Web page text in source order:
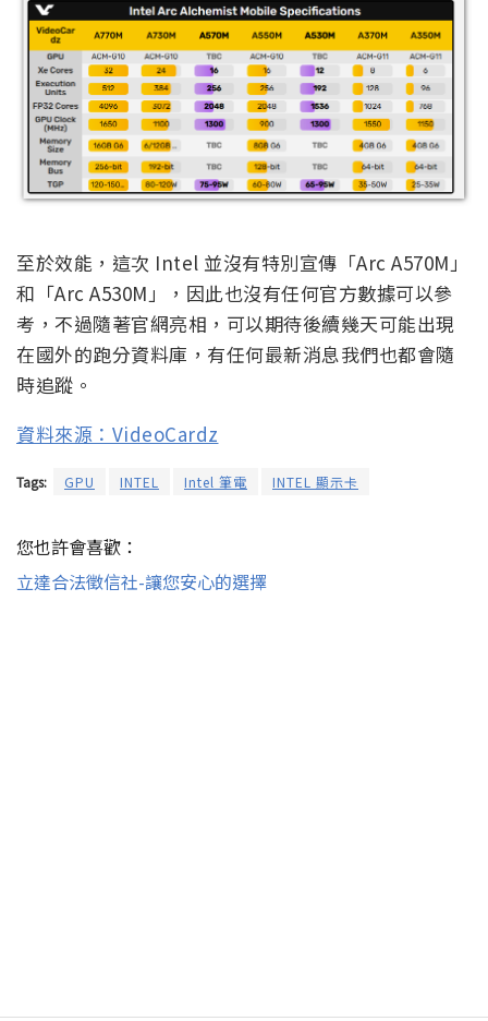
至於效能，這次 Intel 並沒有特別宣傳「Arc A570M」
和「Arc A530M」，因此也沒有任何官方數據可以參
考，不過隨著官網亮相，可以期待後續幾天可能出現
在國外的跑分資料庫，有任何最新消息我們也都會隨
時追蹤。
資料來源：VideoCardz
Tags: GPU INTEL Intel 筆電 INTEL 顯示卡
您也許會喜歡：
立達合法徵信社-讓您安心的選擇